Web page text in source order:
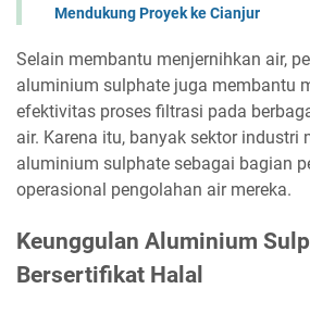
Mendukung Proyek ke Cianjur
Selain membantu menjernihkan air,
aluminium sulphate juga membantu
efektivitas proses filtrasi pada
air. Karena itu, banyak sektor industri
aluminium sulphate sebagai bagian
operasional pengolahan air mereka.
Keunggulan Aluminium
Bersertifikat Halal